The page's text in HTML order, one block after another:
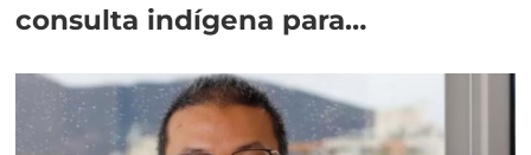
consulta indígena para